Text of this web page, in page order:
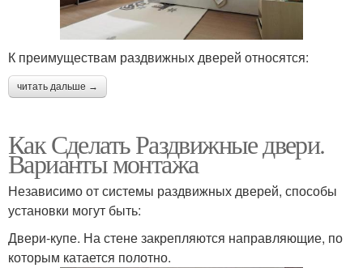
К преимуществам раздвижных дверей относятся:
читать дальше →
Как Сделать Раздвижные двери.
Варианты монтажа
Независимо от системы раздвижных дверей, способы
установки могут быть:
Двери-купе. На стене закрепляются направляющие, по
которым катается полотно.